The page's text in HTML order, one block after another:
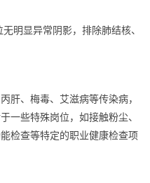
明显异常阴影，排除肺结核、
肝、梅毒、艾滋病等传染病，
一些特殊岗位，如接触粉尘、
检查等特定的职业健康检查项